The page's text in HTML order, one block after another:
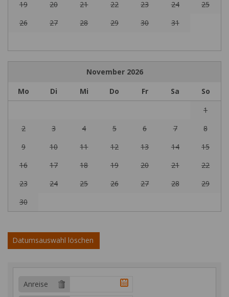
19
20 21 22 23 24
25
26
27 28 29 30 31
November 2026
Mo
Di Mi Do Fr Sa
So
1
2
3 4 5 6 7
8
9
10 11 12 13 14
15
16
17 18 19 20 21
22
23
24 25 26 27 28
29
30
Datumsauswahl löschen
Anreise